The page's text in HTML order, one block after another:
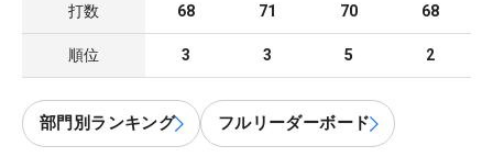
打数 68 71 70 68
順位 3 3 5 2
部門別ランキング フルリーダーボード